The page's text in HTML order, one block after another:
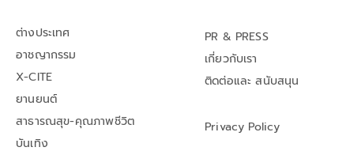
ต่างประเทศ
อาชญากรรม
X-CITE
ยานยนต์
สาธารณสุข-คุณภาพชีวิต
บันเทิง
PR & PRESS
เกี่ยวกับเรา
ติดต่อและ สนับสนุน
Privacy Policy